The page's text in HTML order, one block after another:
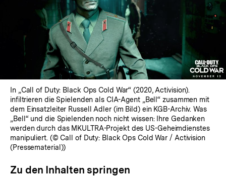
In „Call of Duty: Black Ops Cold War“ (2020, Activision).
infiltrieren die Spielenden als CIA-Agent „Bell“ zusammen mit
dem Einsatzleiter Russell Adler (im Bild) ein KGB-Archiv. Was
„Bell“ und die Spielenden noch nicht wissen: Ihre Gedanken
werden durch das MKULTRA-Projekt des US-Geheimdienstes
manipuliert. (© Call of Duty: Black Ops Cold War / Activision
(Pressematerial))
Zu den Inhalten springen